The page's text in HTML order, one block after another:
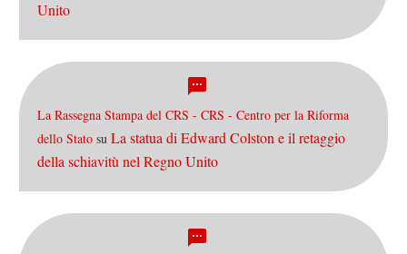
Unito
La Rassegna Stampa del CRS - CRS - Centro per la Riforma
dello Stato su La statua di Edward Colston e il retaggio
della schiavitù nel Regno Unito